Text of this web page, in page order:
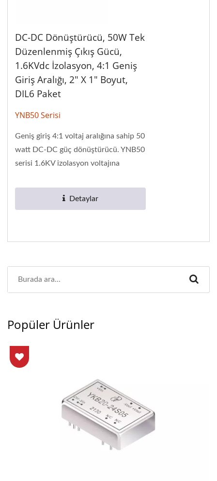
DC-DC Dönüştürücü, 50W Tek
Düzenlenmiş Çıkış Gücü,
1.6KVdc İzolasyon, 4:1 Geniş
Giriş Aralığı, 2" X 1" Boyut,
DIL6 Paket
YNB50 Serisi
Geniş giriş 4:1 voltaj aralığına sahip 50
watt DC-DC güç dönüştürücü. YNB50
serisi 1.6KV izolasyon voltajına
Detaylar
Popüler Ürünler